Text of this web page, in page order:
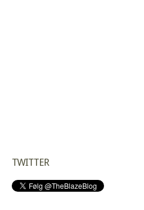
TWITTER